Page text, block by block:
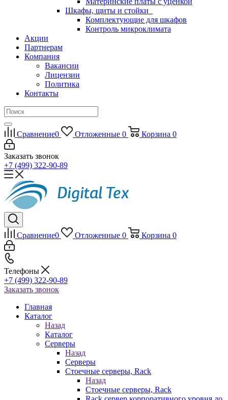
Шкафы, щиты и стойки
Комплектующие для шкафов
Контроль микроклимата
Акции
Партнерам
Компания
Вакансии
Лицензии
Политика
Контакты
Сравнение0 Отложенные 0 Корзина 0
Заказать звонок
+7 (499) 322-90-89
Сравнение0 Отложенные 0 Корзина 0
Телефоны
+7 (499) 322-90-89
Заказать звонок
Главная
Каталог
Назад
Каталог
Серверы
Назад
Серверы
Стоечные серверы, Rack
Назад
Стоечные серверы, Rack